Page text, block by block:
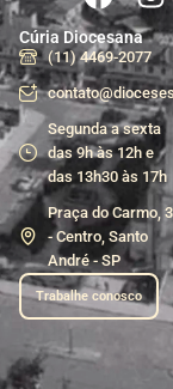
Cúria Diocesana
(11) 4469-2077
Segunda a sexta
das 9h às 12h e
das 13h30 às 17h
Praça do Carmo,
- Centro, Santo
André - SP
Trabalhe conosco